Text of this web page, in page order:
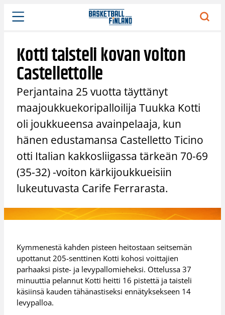
Siirry
sisältöön
Kotti taisteli kovan voiton
Castellettolle
Perjantaina 25 vuotta täyttänyt
maajoukkuekoripalloilija Tuukka Kotti
oli joukkueensa avainpelaaja, kun
hänen edustamansa Castelletto Ticino
otti Italian kakkosliigassa tärkeän 70-69
(35-32) -voiton kärkijoukkueisiin
lukeutuvasta Carife Ferrarasta.
Kymmenestä kahden pisteen heitostaan seitsemän
upottanut 205-senttinen Kotti kohosi voittajien
parhaaksi piste- ja levypallomieheksi. Ottelussa 37
minuuttia pelannut Kotti heitti 16 pistettä ja taisteli
käsiinsä kauden tähänastiseksi ennätyksekseen 14
levypalloa.